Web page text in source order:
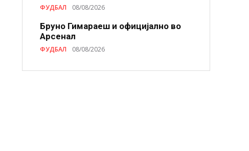
ФУДБАЛ 08/08/2026
Бруно Гимараеш и официјално во
Арсенал
ФУДБАЛ 08/08/2026